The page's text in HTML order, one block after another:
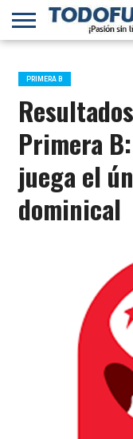
PRIMERA
B
SELECCIÓN
CHILENA
CHILENOS
EN EL
MUNDO
FÚTBOL
INTERNACIONAL
PRIMERA B
Primera
juega el
dominical